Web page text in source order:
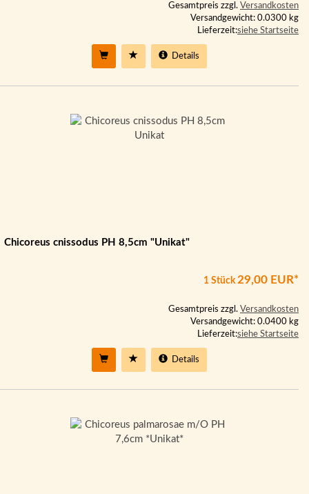
Gesamtpreis zzgl. Versandkosten
Versandgewicht: 0.0300 kg
Lieferzeit:siehe Startseite
Details
Chicoreus cnissodus PH 8,5cm "Unikat"
1 Stück 29,00 EUR*
Gesamtpreis zzgl. Versandkosten
Versandgewicht: 0.0400 kg
Lieferzeit:siehe Startseite
Details